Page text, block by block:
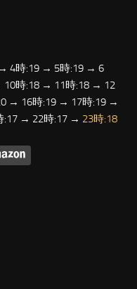
4時:19 → 5時:19 → 6
時:18 → 11時:18 → 12
→ 16時:19 → 17時:19 →
:17 → 22時:17 → 23時:18